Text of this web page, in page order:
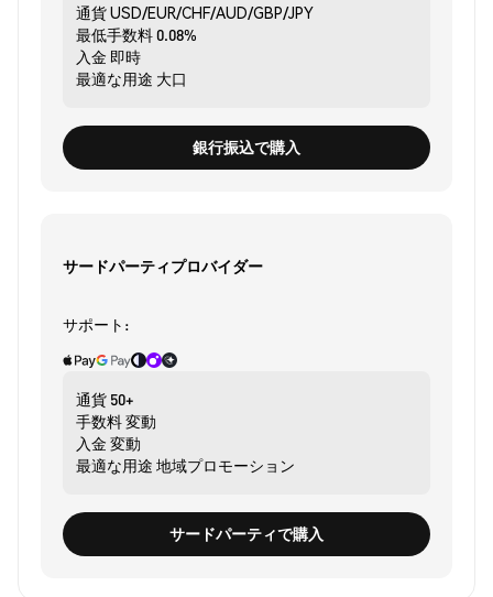
通貨USD/EUR/CHF/AUD/GBP/JPY
最低手数料0.08%
入金 即時
最適な用途 大口
銀行振込で購入
サードパーティプロバイダー
サポート:
通貨 50+
手数料変動
入金 変動
最適な用途 地域プロモーション
サードパーティで購入